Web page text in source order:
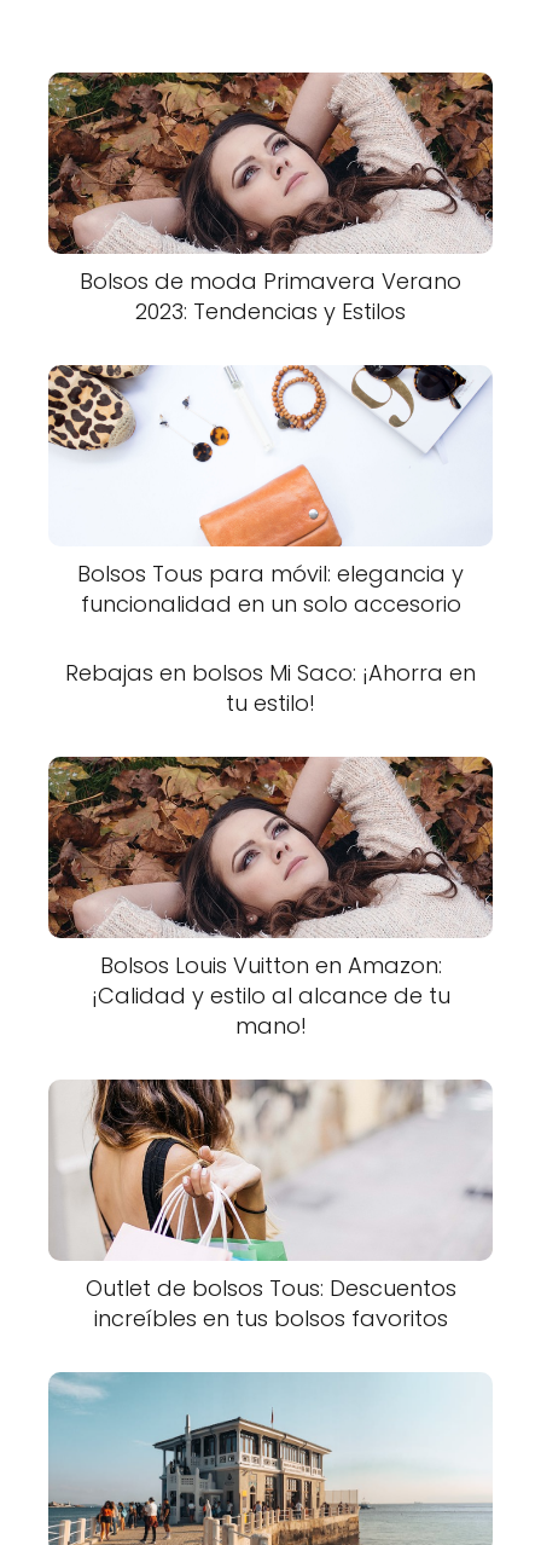
Bolsos de moda Primavera Verano
2023: Tendencias y Estilos
Bolsos Tous para móvil: elegancia y
funcionalidad en un solo accesorio
Rebajas en bolsos Mi Saco: ¡Ahorra en
tu estilo!
Bolsos Louis Vuitton en Amazon:
¡Calidad y estilo al alcance de tu
mano!
Outlet de bolsos Tous: Descuentos
increíbles en tus bolsos favoritos